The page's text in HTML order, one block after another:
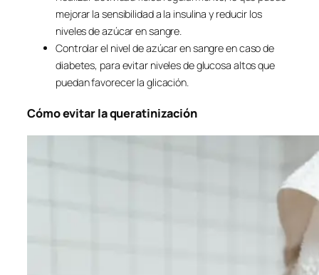
mejorar la sensibilidad a la insulina y reducir los
niveles de azúcar en sangre.
Controlar el nivel de azúcar en sangre en caso de
diabetes, para evitar niveles de glucosa altos que
puedan favorecer la glicación.
Cómo evitar la queratinización